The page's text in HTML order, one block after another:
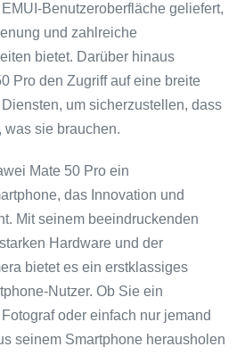
Benutzeroberfläche geliefert,
und zahlreiche
bietet. Darüber hinaus
Pro den Zugriff auf eine breite
um sicherzustellen, dass
was sie brauchen.
Mate 50 Pro ein
das Innovation und
Mit seinem beeindruckenden
Hardware und der
bietet es ein erstklassiges
Nutzer. Ob Sie ein
oder einfach nur jemand
seinem Smartphone herausholen